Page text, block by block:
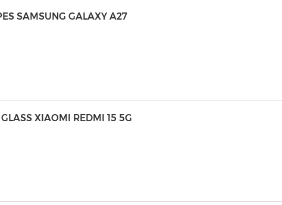
SAMSUNG GALAXY A27
XIAOMI REDMI 15 5G